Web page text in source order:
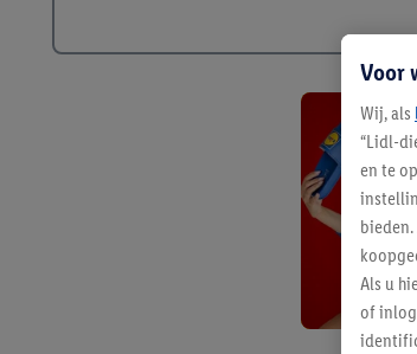
Voor
Wij, als
“Lidl-
en te
Als u
of